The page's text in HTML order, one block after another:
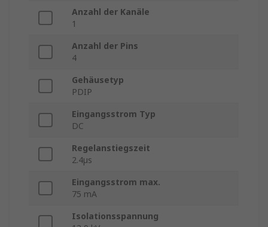
Anzahl der Kanäle
1
Anzahl der Pins
4
Gehäusetyp
PDIP
Eingangsstrom Typ
DC
Regelanstiegszeit
2.4µs
Eingangsstrom max.
75 mA
Isolationsspannung